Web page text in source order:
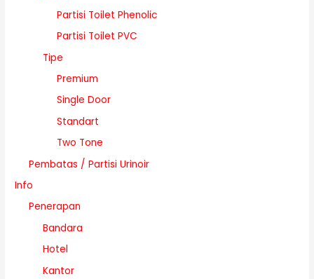
Partisi Toilet Phenolic
Partisi Toilet PVC
Tipe
Premium
Single Door
Standart
Two Tone
Pembatas / Partisi Urinoir
Info
Penerapan
Bandara
Hotel
Kantor